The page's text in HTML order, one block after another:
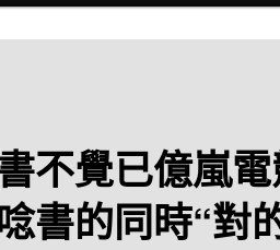
不覺已億嵐
書的同時“對